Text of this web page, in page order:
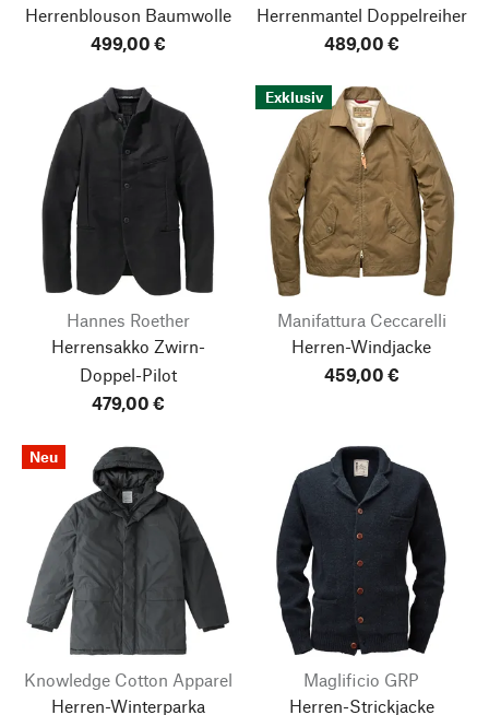
Herrenblouson Baumwolle
499,00 €
Herrenmantel Doppelreiher
489,00 €
Hannes Roether
Herrensakko Zwirn-
Doppel-Pilot
479,00 €
Exklusiv
Manifattura Ceccarelli
Herren-Windjacke
459,00 €
Neu
Knowledge Cotton Apparel
Herren-Winterparka
Maglificio GRP
Herren-Strickjacke